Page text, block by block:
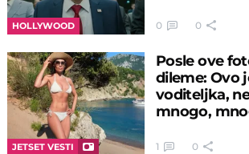
HOLLYWOOD 0 0
JETSET VESTI
Posle ove
dileme: Ovo
voditeljka,
mnogo,
1 0